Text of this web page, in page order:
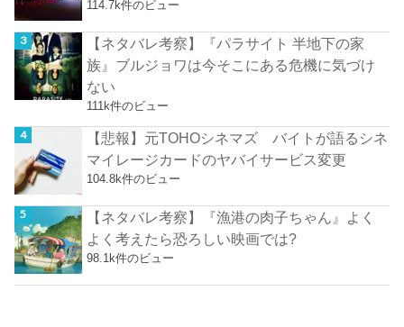
114.7k件のビュー
【ネタバレ考察】『パラサイト 半地下の家
族』ブルジョワは今そこにある危機に気づけ
ない
111k件のビュー
【悲報】元TOHOシネマズ バイトが語るシネ
マイレージカードのヤバイサービス変更
104.8k件のビュー
【ネタバレ考察】『漁港の肉子ちゃん』よく
よく考えたら恐ろしい映画では?
98.1k件のビュー